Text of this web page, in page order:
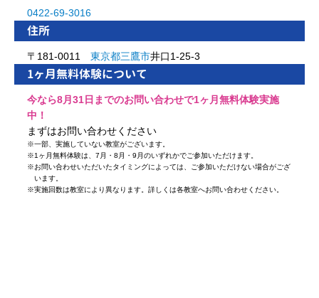
0422-69-3016
住所
〒181-0011 東京都三鷹市井口1-25-3
1ヶ月無料体験について
今なら8月31日までのお問い合わせで1ヶ月無料体験実施
中！
まずはお問い合わせください
※一部、実施していない教室がございます。
※1ヶ月無料体験は、7月・8月・9月のいずれかでご参加いただけます。
※お問い合わせいただいたタイミングによっては、ご参加いただけない場合がござ
います。
※実施回数は教室により異なります。詳しくは各教室へお問い合わせください。